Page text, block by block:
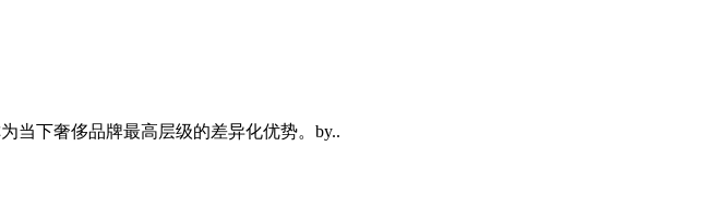
当下奢侈品牌最高层级的差异化优势。by..